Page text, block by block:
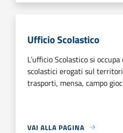
Ufficio Scolastico
L’ufficio Scolastico si
scolastici erogati sul
trasporti, mensa, campo
VAI ALLA PAGINA